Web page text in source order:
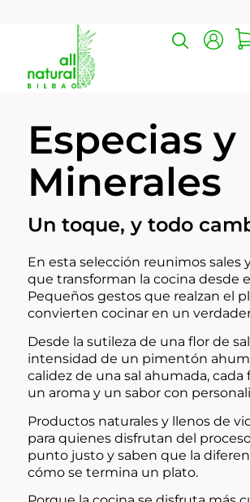
Especias y
Minerales
Un toque, y todo
En esta selección reunimos sales
que transforman la cocina desde
Pequeños gestos que realzan el
convierten cocinar en un
Desde la sutileza de una flor de
intensidad de un pimentón
calidez de una sal ahumada, cada
un aroma y un sabor con
Productos naturales y llenos de
para quienes disfrutan del
punto justo y saben que la
cómo se termina un plato.